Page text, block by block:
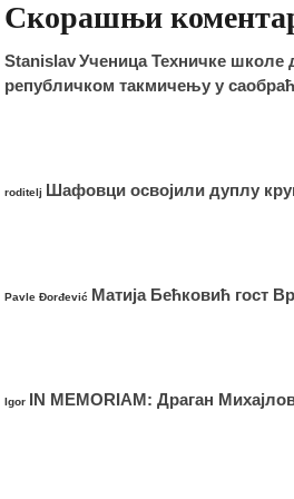
Скорашњи
StanislavУченица Техничке школе
републичком такмичењу у
roditelj Шафовци освојили дуплу
Pavle Đorđević Матија Бећковић гост
Igor IN MEMORIAM: Драган